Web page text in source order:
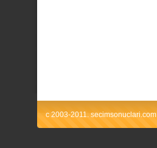
c 2003-2011. secimsonuclari.com